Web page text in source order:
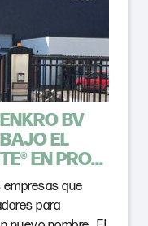
BV
EL
EN PRO...
empresas que
para